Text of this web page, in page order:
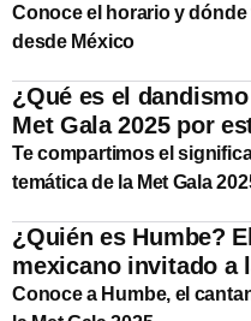
Conoce el horario y dónde
desde México
¿Qué es el
Met Gala 2025 por
Te compartimos el
temática de la Met Gala
¿Quién es Humbe?
mexicano invitado a
Conoce a Humbe, el